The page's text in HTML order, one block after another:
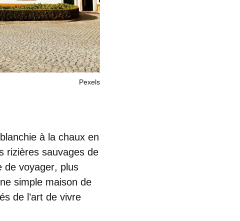
Pexels
à la chaux en
rizières sauvages de
de voyager, plus
simple maison de
de l’art de vivre